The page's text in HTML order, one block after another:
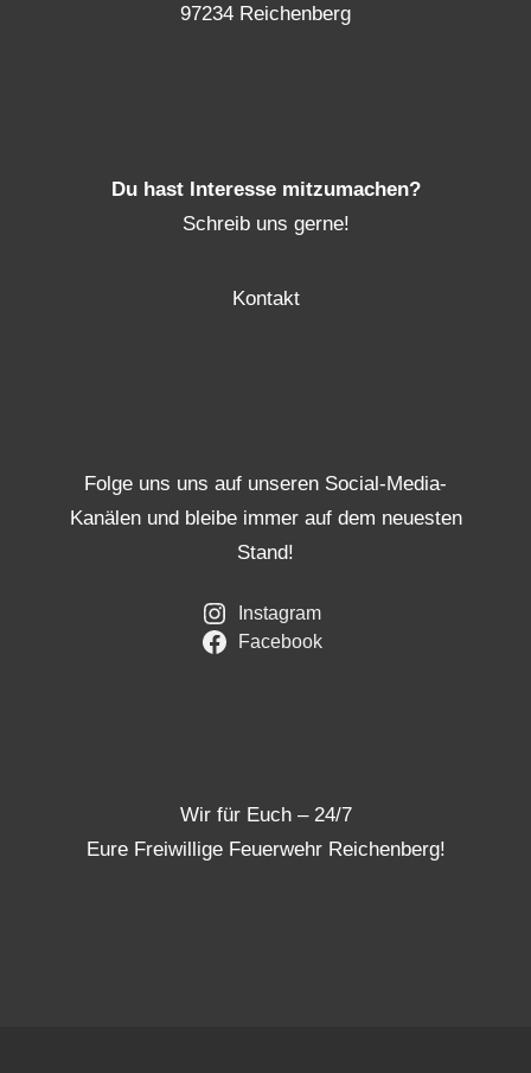
97234 Reichenberg
Du hast Interesse mitzumachen?
Schreib uns gerne!
Kontakt
Folge uns uns auf unseren Social-Media-
Kanälen und bleibe immer auf dem neuesten
Stand!
Instagram
Facebook
Wir für Euch – 24/7
Eure Freiwillige Feuerwehr Reichenberg!